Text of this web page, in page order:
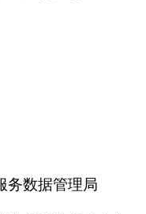
务数据管理局